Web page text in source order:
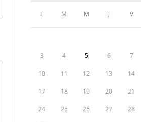
L M M J V
3 4 5 6 7
10 11 12 13 14
17 18 19 20 21
24 25 26 27 28